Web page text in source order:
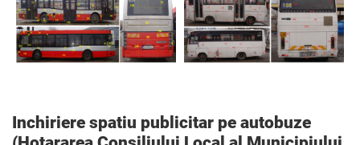
Inchiriere spatiu publicitar pe autobuze